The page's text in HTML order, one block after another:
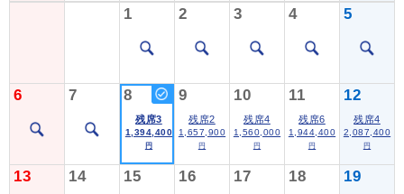
1 2 3 4 5
6 7 8
残席3
1,394,400
円
9
残席2
1,657,900
円
10
残席4
1,560,000
円
11
残席6
1,944,400
円
12
残席4
2,087,400
円
13 14 15 16 17 18 19